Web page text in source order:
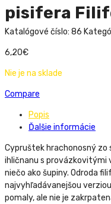
pisifera
Katalógové číslo: 86
6,20€
Nie je na sklade
Compare
Popis
Ďalšie informácie
Cypruštek hrachonosný
ihličnanu s provázkovitými
niečo ako šupiny. Odroda
najvyhľadávanejšou
pomaly, ale nie je